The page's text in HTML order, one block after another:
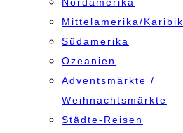
Mittelamerika/Karibik
Südamerika
Ozeanien
Adventsmärkte /
Weihnachtsmärkte
Städte-Reisen